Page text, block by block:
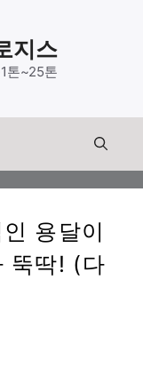
지스
톤~25톤
용달이
뚝딱! (다